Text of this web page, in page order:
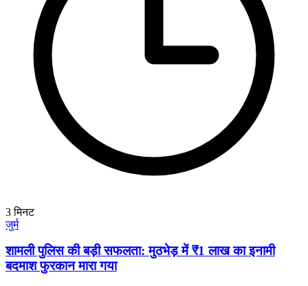
3मिनट
जुर्म
शामली पुलिस की बड़ी सफलता: मुठभेड़ में ₹1 लाख का इनामी
बदमाश फुरकान मारा गया